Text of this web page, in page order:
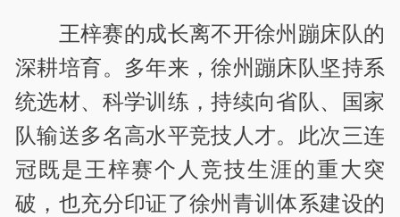
王梓赛的成长离不开徐州蹦床队的
深耕培育。多年来，徐州蹦床队坚持系
统选材、科学训练，持续向省队、国家
队输送多名高水平竞技人才。此次三连
冠既是王梓赛个人竞技生涯的重大突
破，也充分印证了徐州青训体系建设的